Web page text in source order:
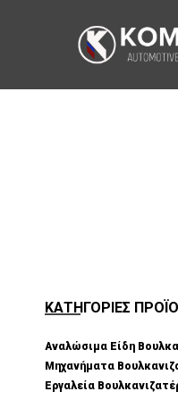
ΚΑΤΗΓΟΡΙΕΣ
Αναλώσιμα Είδη
Μηχανήματα
Εργαλεία